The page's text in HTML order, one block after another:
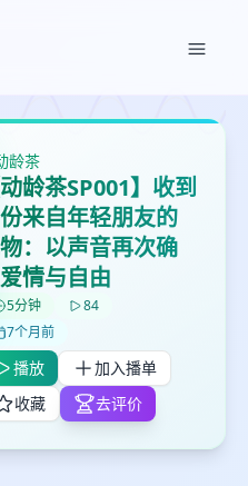
龄茶
动龄茶SP001】收到
来自年轻朋友的
：以声音再次确
情与自由
5分钟
84
7个月前
播放
加入播单
收藏
去评价
取消 确认删除
创建